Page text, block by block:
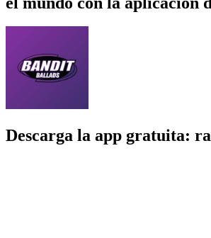
Descarga la app gratuita: